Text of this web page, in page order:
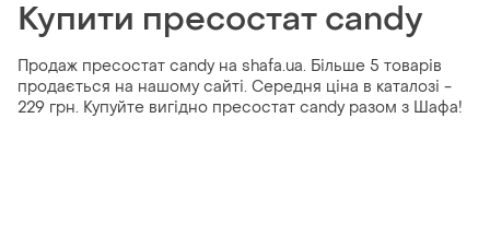
Купити пресостат candy
Продаж пресостат candy на shafa.ua. Більше 5 товарів
продається на нашому сайті. Середня ціна в каталозі -
229 грн. Купуйте вигідно пресостат candy разом з Шафа!